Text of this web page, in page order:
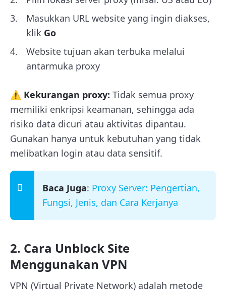
Masukkan URL website yang ingin diakses,
klik Go
Website tujuan akan terbuka melalui
antarmuka proxy
⚠️ Kekurangan proxy: Tidak semua proxy
memiliki enkripsi keamanan, sehingga ada
risiko data dicuri atau aktivitas dipantau.
Gunakan hanya untuk kebutuhan yang tidak
melibatkan login atau data sensitif.
Baca Juga: Proxy Server: Pengertian,
Fungsi, Jenis, dan Cara Kerjanya
2. Cara Unblock Site
Menggunakan VPN
VPN (Virtual Private Network) adalah metode